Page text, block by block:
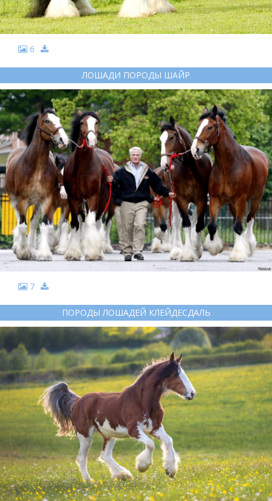
6
ЛОШАДИ ПОРОДЫ ШАЙР
7
ПОРОДЫ ЛОШАДЕЙ КЛЕЙДЕСДАЛЬ